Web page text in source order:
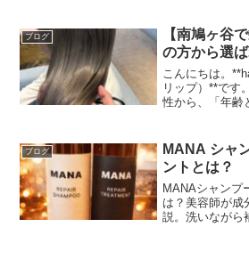
たくなる質感
髪矯正は、ダ
ブログ
【南鳩ヶ谷
の方から選
こんにちは。
リップ）**です
性から、「年齢
特に南鳩ヶ谷に
ブログ
MANA シャ
ントとは？
MANAシャンプ
は？美容師が成
説。洗いながら